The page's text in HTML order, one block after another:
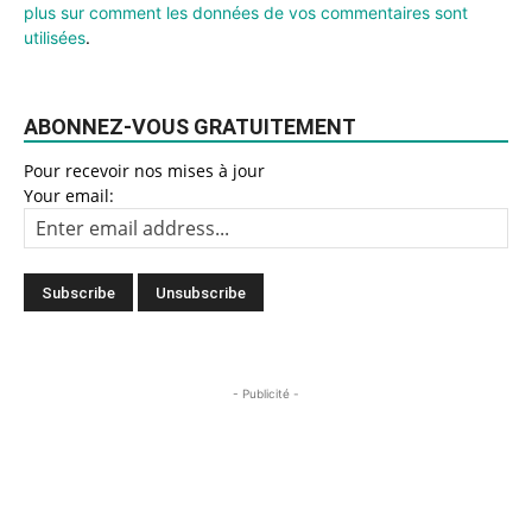
plus sur comment les données de vos commentaires sont
utilisées.
ABONNEZ-VOUS GRATUITEMENT
Pour recevoir nos mises à jour
Your email:
- Publicité -